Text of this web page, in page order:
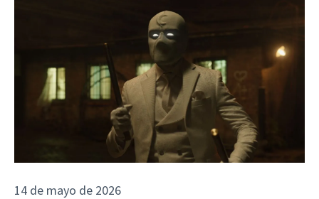
14 de mayo de 2026